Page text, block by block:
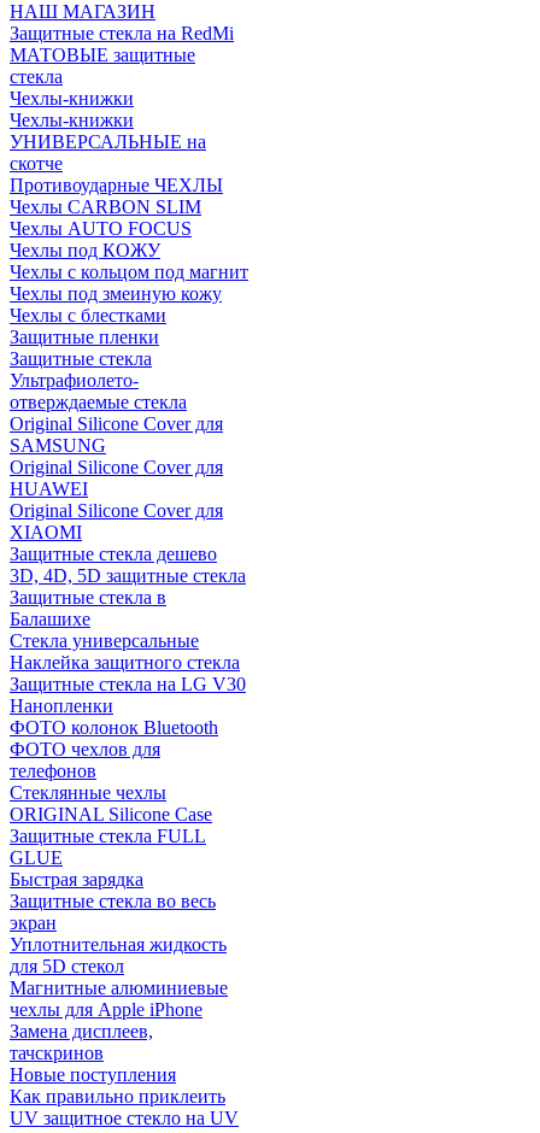
НАШ МАГАЗИН
Защитные стекла на RedMi
МАТОВЫЕ защитные
стекла
Чехлы-книжки
Чехлы-книжки
УНИВЕРСАЛЬНЫЕ на
скотче
Противоударные ЧЕХЛЫ
Чехлы CARBON SLIM
Чехлы AUTO FOCUS
Чехлы под КОЖУ
Чехлы с кольцом под магнит
Чехлы под змеиную кожу
Чехлы с блестками
Защитные пленки
Защитные стекла
Ультрафиолето-
отверждаемые стекла
Original Silicone Cover для
SAMSUNG
Original Silicone Cover для
HUAWEI
Original Silicone Cover для
XIAOMI
Защитные стекла дешево
3D, 4D, 5D защитные стекла
Защитные стекла в
Балашихе
Стекла универсальные
Наклейка защитного стекла
Защитные стекла на LG V30
Нанопленки
ФОТО колонок Bluetooth
ФOTO чехлов для
телефонов
Стеклянные чехлы
ORIGINAL Silicone Case
Защитные стекла FULL
GLUE
Быстрая зарядка
Защитные стекла во весь
экран
Уплотнительная жидкость
для 5D стекол
Магнитные алюминиевые
чехлы для Apple iPhone
Замена дисплеев,
тачскринов
Новые поступления
Как правильно приклеить
UV защитное стекло на UV